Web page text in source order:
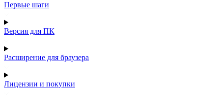
Первые шаги
Версия для ПК
Расширение для браузера
Лицензии и покупки